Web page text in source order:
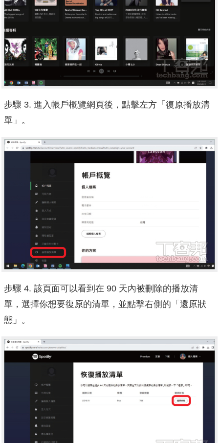
步驟 3. 進入帳戶概覽網頁後，點擊左方「復原播放清
單」。
步驟 4. 該頁面可以看到在 90 天內被刪除的播放清
單，選擇你想要復原的清單，並點擊右側的「還原狀
態」。